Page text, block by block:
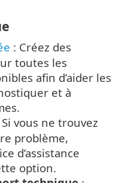
: Créez des
toutes les
afin d’aider les
et à
Si vous ne trouvez
problème,
d’assistance
option.